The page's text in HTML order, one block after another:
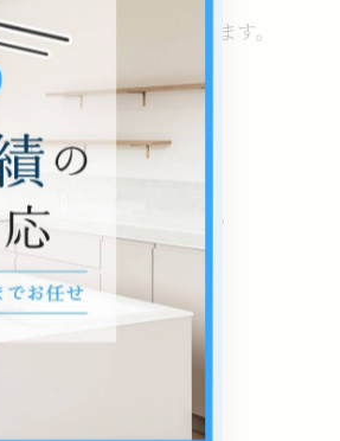
てしまうことがあります。
対処してくださいね。
ます。